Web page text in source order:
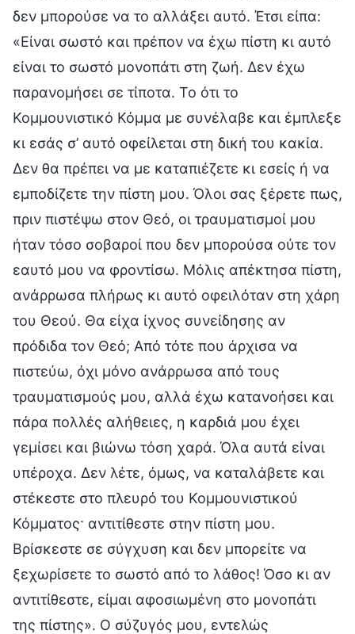
δεν μπορούσε να το αλλάξει αυτό. Έτσι είπα:
«Είναι σωστό και πρέπον να έχω πίστη κι αυτό
είναι το σωστό μονοπάτι στη ζωή. Δεν έχω
παρανομήσει σε τίποτα. Το ότι το
Κομμουνιστικό Κόμμα με συνέλαβε και έμπλεξε
κι εσάς σ’ αυτό οφείλεται στη δική του κακία.
Δεν θα πρέπει να με καταπιέζετε κι εσείς ή να
εμποδίζετε την πίστη μου. Όλοι σας ξέρετε πως,
πριν πιστέψω στον Θεό, οι τραυματισμοί μου
ήταν τόσο σοβαροί που δεν μπορούσα ούτε τον
εαυτό μου να φροντίσω. Μόλις απέκτησα πίστη,
ανάρρωσα πλήρως κι αυτό οφειλόταν στη χάρη
του Θεού. Θα είχα ίχνος συνείδησης αν
πρόδιδα τον Θεό; Από τότε που άρχισα να
πιστεύω, όχι μόνο ανάρρωσα από τους
τραυματισμούς μου, αλλά έχω κατανοήσει και
πάρα πολλές αλήθειες, η καρδιά μου έχει
γεμίσει και βιώνω τόση χαρά. Όλα αυτά είναι
υπέροχα. Δεν λέτε, όμως, να καταλάβετε και
στέκεστε στο πλευρό του Κομμουνιστικού
Κόμματος· αντιτίθεστε στην πίστη μου.
Βρίσκεστε σε σύγχυση και δεν μπορείτε να
ξεχωρίσετε το σωστό από το λάθος! Όσο κι αν
αντιτίθεστε, είμαι αφοσιωμένη στο μονοπάτι
της πίστης». Ο σύζυγός μου, εντελώς